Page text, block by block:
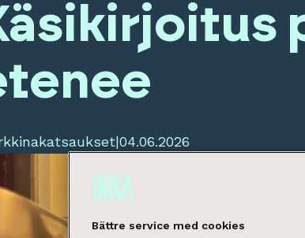
|04.06.2026
Bättre service med cookies